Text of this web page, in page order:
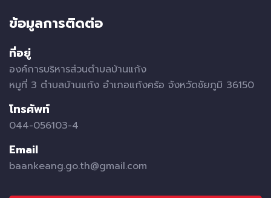
ข้อมูลการติดต่อ
ที่อยู่
องค์การบริหารส่วนตำบลบ้านแก้ง
หมูที่ 3 ตำบลบ้านแก้ง อำเภอแก้งคร้อ จังหวัดชัยภูมิ 36150
โทรศัพท์
044-056103-4
Email
baankeang.go.th@gmail.com